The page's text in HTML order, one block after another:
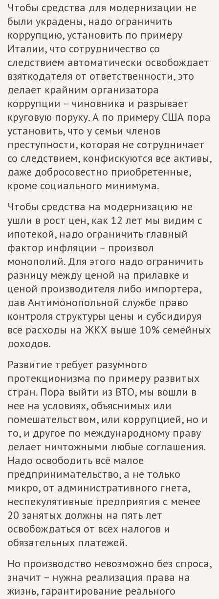
Чтобы средства для модернизации не
были украдены, надо ограничить
коррупцию, установить по примеру
Италии, что сотрудничество со
следствием автоматически освобождает
взяткодателя от ответственности, это
делает крайним организатора
коррупции – чиновника и разрывает
круговую поруку. А по примеру США пора
установить, что у семьи членов
преступности, которая не сотрудничает
со следствием, конфискуются все активы,
даже добросовестно приобретенные,
кроме социального минимума.
Чтобы средства на модернизацию не
ушли в рост цен, как 12 лет мы видим с
ипотекой, надо ограничить главный
фактор инфляции – произвол
монополий. Для этого надо ограничить
разницу между ценой на прилавке и
ценой производителя либо импортера,
дав Антимонопольной службе право
контроля структуры цены и субсидируя
все расходы на ЖКХ выше 10% семейных
доходов.
Развитие требует разумного
протекционизма по примеру развитых
стран. Пора выйти из ВТО, мы вошли в
нее на условиях, объяснимых или
помешательством, или коррупцией, но и
то, и другое по международному праву
делает ничтожными любые соглашения.
Надо освободить всё малое
предпринимательство, а не только
микро, от административного гнета,
неспекулятивные предприятия с менее
20 занятых должны на пять лет
освобождаться от всех налогов и
обязательных платежей.
Но производство невозможно без спроса,
значит – нужна реализация права на
жизнь, гарантирование реального